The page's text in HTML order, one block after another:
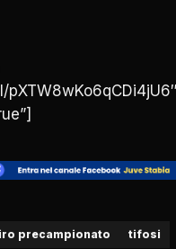
precampionato tifosi